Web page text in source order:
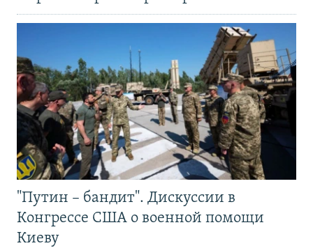
"Путин – бандит". Дискуссии в
Конгрессе США о военной помощи
Киеву